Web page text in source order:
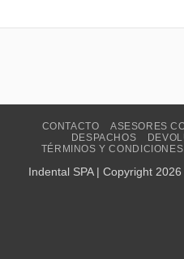
CONTACTO ASESORES
DESPACHOS
TÉRMINOS Y CONDICIONES
Indental SPA | Copyright